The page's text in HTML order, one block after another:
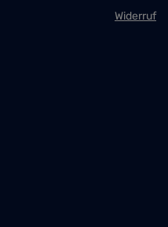
Widerruf